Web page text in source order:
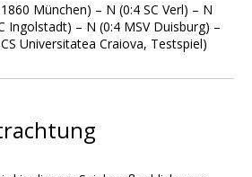
München) – N (0:4 SC Verl) – N
Ingolstadt) – N (0:4 MSV Duisburg) –
Universitatea Craiova, Testspiel)